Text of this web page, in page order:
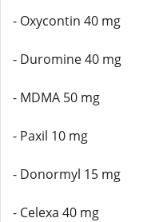
- Oxycontin 40 mg
- Duromine 40 mg
- MDMA 50 mg
- Paxil 10 mg
- Donormyl 15 mg
- Celexa 40 mg